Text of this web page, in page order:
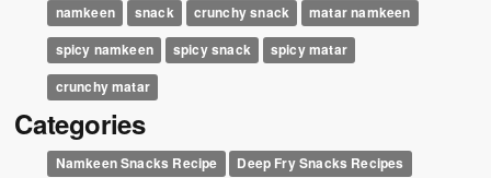
namkeen snack crunchy snack
matar namkeen
spicy namkeen
spicy snack
spicy matar
crunchy matar
Categories
Namkeen Snacks Recipe Deep Fry Snacks Recipes